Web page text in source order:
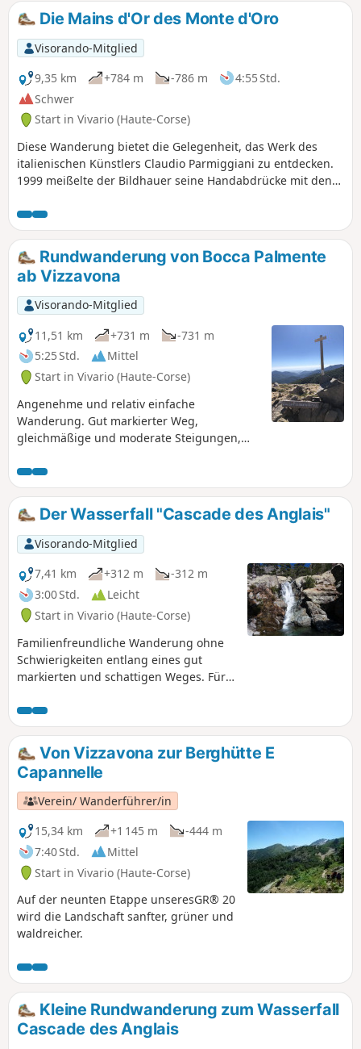
Die Mains d'Or des Monte d'Oro
Visorando-Mitglied
9,35 km
+784 m -786 m
4:55 Std.
Schwer
Start in Vivario (Haute-Corse)
Diese Wanderung bietet die Gelegenheit, das Werk des
italienischen Künstlers Claudio Parmiggiani zu entdecken.
1999 meißelte der Bildhauer seine Handabdrücke mit den
anschließend in Granit eingefasst. Das Werk befindet sich
streng genommen nicht auf dem Weg des Aufstiegs zum
Gipfel des Monte d'Oro. Man muss nämlich vom Weg
abweichen, um es zu entdecken. Hinter dichter Vegetation
finden Sie weiter unten einen großen Granitblock, in den
die „Mains d'Or“ (Goldene Hände) eingemeißelt sind. Es ist
daher wichtig, der GPS-Route zu folgen.Die Wanderung
führt in den Wald hinein und steigt in Richtung Monte
d'Oro an. Der letzte Kilometer ist anspruchsvoller, mit einem
teilweise steilen und steinigen Aufstieg. Sie müssen sich
mit den Händen abstützen. Außerdem müssen Sie teilweise
sehr schräge Granitplatten überqueren. Je nach Jahreszeit
kann es auf diesem letzten Kilometer auch zu Abflüssen
kommen. Aus diesen Gründen wird die Wanderung als
Rundwanderung von Bocca Palmente
ab Vizzavona
Visorando-Mitglied
11,51 km
+731 m
-731 m
5:25 Std.
Mittel
Start in Vivario (Haute-Corse)
Angenehme und relativ einfache
Wanderung. Gut markierter Weg,
gleichmäßige und moderate Steigungen,
ausschließlich im Schatten eines Kiefern-
und Buchenwaldes. Perfekt für einen ersten
Ausflug in die Berge oder einen etwas
abenteuerlichen Familienausflug.
Der Wasserfall "Cascade des Anglais"
Visorando-Mitglied
7,41 km
+312 m
-312 m
3:00 Std.
Leicht
Start in Vivario (Haute-Corse)
Familienfreundliche Wanderung ohne
Schwierigkeiten entlang eines gut
markierten und schattigen Weges. Für
ist der Weg gut machbar. Forellenfluss,
reines Wasser, Gumpen, Wasserfälle.
Von Vizzavona zur Berghütte E
Capannelle
Verein/ Wanderführer/in
15,34 km
+1 145 m
-444 m
7:40 Std.
Mittel
Start in Vivario (Haute-Corse)
Auf der neunten Etappe unseresGR® 20
wird die Landschaft sanfter, grüner und
waldreicher.
Kleine Rundwanderung zum Wasserfall
Cascade des Anglais